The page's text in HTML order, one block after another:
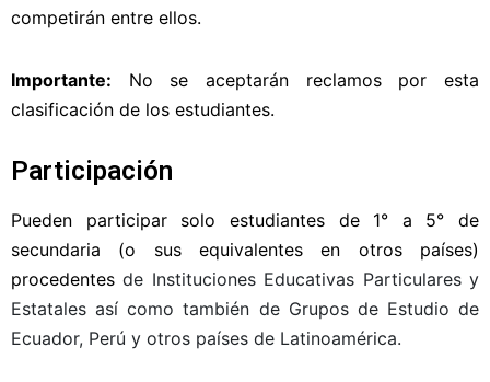
competirán entre ellos.
Importante: No se aceptarán reclamos por esta
clasificación de los estudiantes.
Participación
Pueden participar solo estudiantes de 1° a 5° de
secundaria (o sus equivalentes en otros países)
procedentesde Instituciones Educativas Particulares y
Estatales así como también de Grupos de Estudio de
Ecuador, Perú y otros países de Latinoamérica.